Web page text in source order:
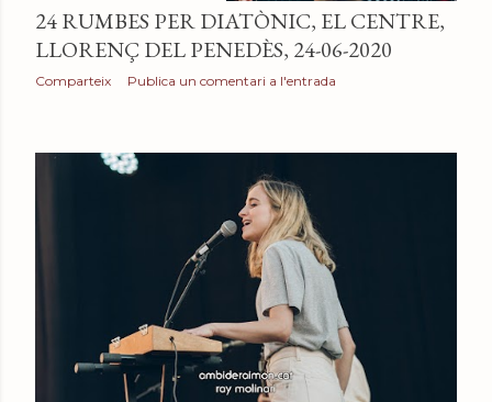
24 RUMBES PER DIATÒNIC, EL CENTRE,
LLORENÇ DEL PENEDÈS, 24-06-2020
Comparteix Publica un comentari a l'entrada